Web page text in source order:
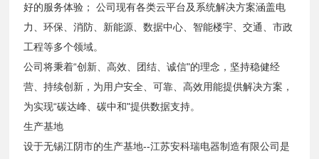
好的服务体验； 公司现有各类云平台及系统解决方案涵盖电
力、环保、消防、新能源、数据中心、智能楼宇、交通、市政
工程等多个领域。
公司将秉着“创新、高效、团结、诚信"的理念，坚持稳健经
营、持续创新，为用户安全、可靠、高效用能提供解决方案，
为实现“碳达峰、碳中和"提供数据支持。
生产基地
设于无锡江阴市的生产基地--江苏安科瑞电器制造有限公司是